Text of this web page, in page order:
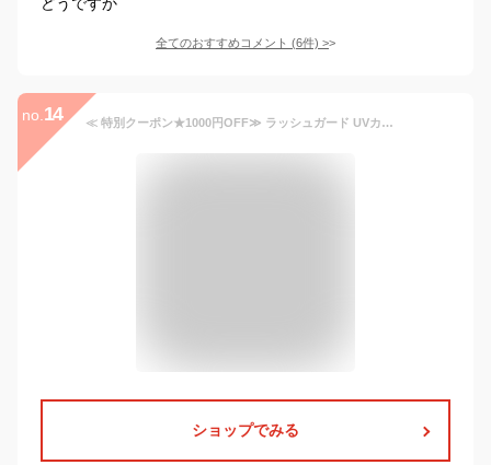
全てのおすすめコメント (6件) >
no. 14 ≪ 特別クーポン★1000円OFF≫ ラッシュガード UVカットパーカー UVカット UV対策 日焼け対策 日焼け 指穴付き フリル パーカー [S209] レディース 長袖 接触冷感 水陸両用 紫外線 紫外線対策 紫外線カット 夏 海 プール アウトドア 旅行【送料無料】
ショップでみる